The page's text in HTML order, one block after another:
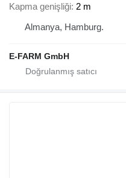
Kapma genişliği 2 m
Almanya, Hamburg.
E-FARM GmbH